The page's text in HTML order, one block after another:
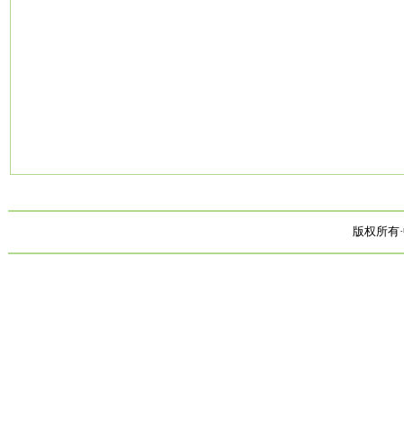
版权所有